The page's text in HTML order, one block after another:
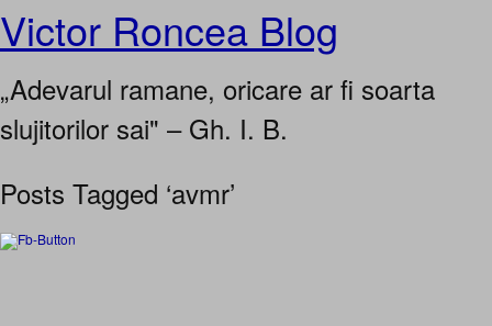
Victor Roncea Blog
„Adevarul ramane, oricare ar fi soarta
slujitorilor sai" – Gh. I. B.
Posts Tagged ‘avmr’